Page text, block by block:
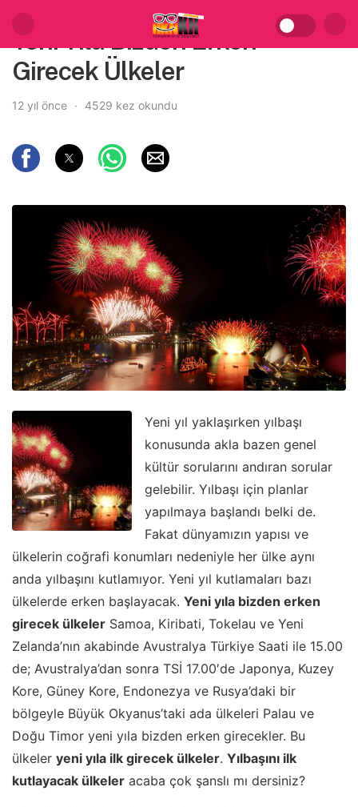
Yeni Yıla Bizden Erken
Girecek Ülkeler
12 yıl önce 4529 kez okundu
Yeni yıl yaklaşırken yılbaşı
konusunda akla bazen genel
kültür sorularını andıran sorular
gelebilir. Yılbaşı için planlar
yapılmaya başlandı belki de.
Fakat dünyamızın yapısı ve
ülkelerin coğrafi konumları nedeniyle her ülke aynı
anda yılbaşını kutlamıyor. Yeni yıl kutlamaları bazı
ülkelerde erken başlayacak. Yeni yıla bizden erken
girecek ülkeler Samoa, Kiribati, Tokelau ve Yeni
Zelanda’nın akabinde Avustralya Türkiye Saati ile 15.00
de; Avustralya’dan sonra TSİ 17.00′de Japonya, Kuzey
Kore, Güney Kore, Endonezya ve Rusya’daki bir
bölgeyle Büyük Okyanus’taki ada ülkeleri Palau ve
Doğu Timor yeni yıla bizden erken girecekler. Bu
ülkeler yeni yıla ilk girecek ülkeler. Yılbaşını ilk
kutlayacak ülkeler acaba çok şanslı mı dersiniz?